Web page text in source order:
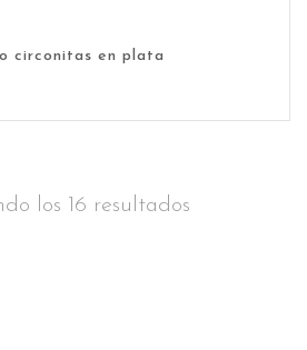
circonitas en plata
los 16 resultados